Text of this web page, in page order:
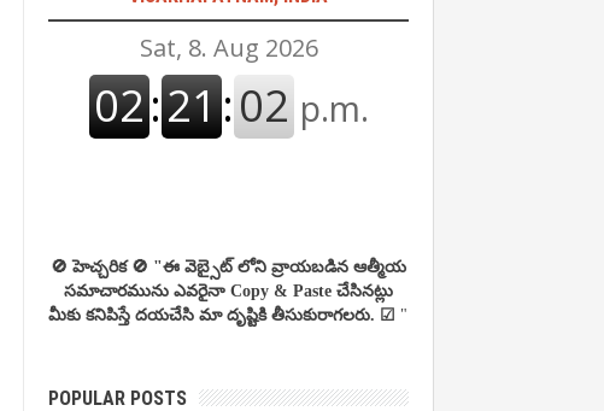
🚫 హెచ్చరిక 🚫 "ఈ వెబ్సైట్ లోని వ్రాయబడిన ఆత్మీయ
సమాచారమును ఎవరైనా Copy & Paste చేసినట్లు
మీకు కనిపిస్తే దయచేసి మా దృష్టికి తీసుకురాగలరు. ☑ "
POPULAR POSTS